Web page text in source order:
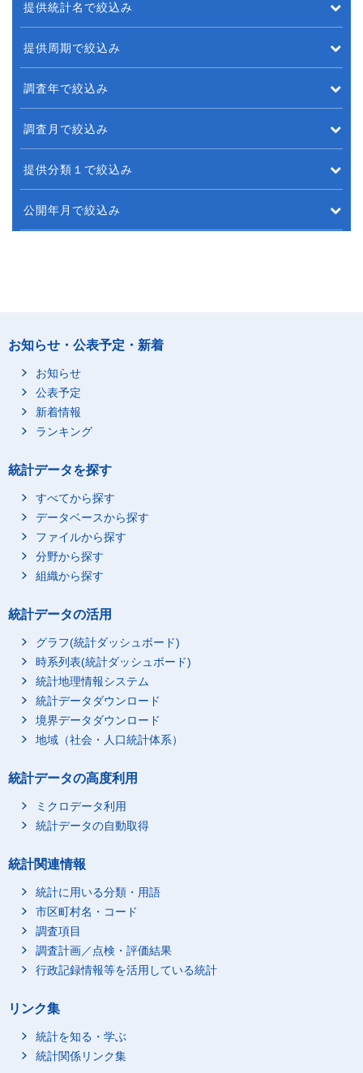
提供統計名で絞込み
提供周期で絞込み
調査年で絞込み
調査月で絞込み
提供分類１で絞込み
公開年月で絞込み
お知らせ・公表予定・新着
お知らせ
公表予定
新着情報
ランキング
統計データを探す
すべてから探す
データベースから探す
ファイルから探す
分野から探す
組織から探す
統計データの活用
グラフ(統計ダッシュボード)
時系列表(統計ダッシュボード)
統計地理情報システム
統計データダウンロード
境界データダウンロード
地域（社会・人口統計体系）
統計データの高度利用
ミクロデータ利用
統計データの自動取得
統計関連情報
統計に用いる分類・用語
市区町村名・コード
調査項目
調査計画／点検・評価結果
行政記録情報等を活用している統計
リンク集
統計を知る・学ぶ
統計関係リンク集